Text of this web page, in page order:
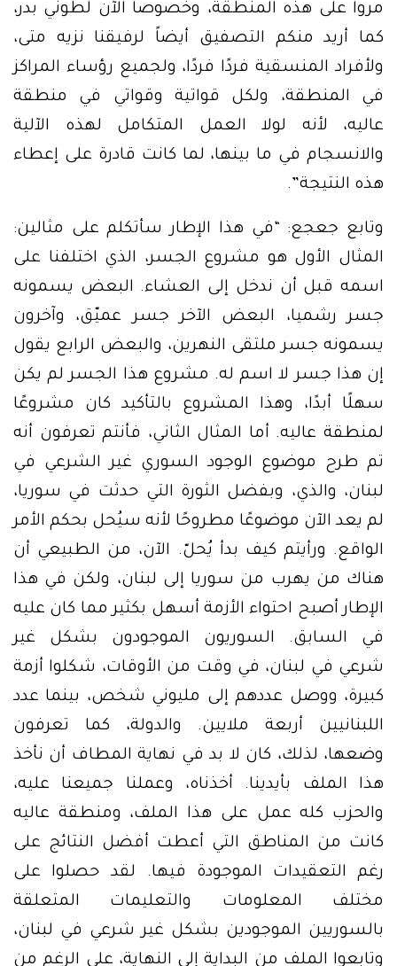
مروا على هذه المنطقة، وخصوصاً الآن لطوني بدر،
كما أريد منكم التصفيق أيضاً لرفيقنا نزيه متى،
ولأفراد المنسقية فردًا فردًا، ولجميع رؤساء المراكز
في المنطقة، ولكل قواتية وقواتي في منطقة
عاليه، لأنه لولا العمل المتكامل لهذه الآلية
والانسجام في ما بينها، لما كانت قادرة على إعطاء
هذه النتيجة”.
وتابع جعجع: “في هذا الإطار سأتكلم على مثالين:
المثال الأول هو مشروع الجسر، الذي اختلفنا على
اسمه قبل أن ندخل إلى العشاء. البعض يسمونه
جسر رشميا، البعض الآخر جسر عميّق، وآخرون
يسمونه جسر ملتقى النهرين، والبعض الرابع يقول
إن هذا جسر لا اسم له. مشروع هذا الجسر لم يكن
سهلًا أبدًا، وهذا المشروع بالتأكيد كان مشروعًا
لمنطقة عاليه. أما المثال الثاني، فأنتم تعرفون أنه
تم طرح موضوع الوجود السوري غير الشرعي في
لبنان، والذي، وبفضل الثورة التي حدثت في سوريا،
لم يعد الآن موضوعًا مطروحًا لأنه سيُحل بحكم الأمر
الواقع. ورأيتم كيف بدأ يُحلّ. الآن، من الطبيعي أن
هناك من يهرب من سوريا إلى لبنان، ولكن في هذا
الإطار أصبح احتواء الأزمة أسهل بكثير مما كان عليه
في السابق. السوريون الموجودون بشكل غير
شرعي في لبنان، في وقت من الأوقات، شكلوا أزمة
كبيرة، ووصل عددهم إلى مليوني شخص، بينما عدد
اللبنانيين أربعة ملايين. والدولة، كما تعرفون
وضعها، لذلك، كان لا بد في نهاية المطاف أن نأخذ
هذا الملف بأيدينا. أخذناه، وعملنا جميعنا عليه،
والحزب كله عمل على هذا الملف، ومنطقة عاليه
كانت من المناطق التي أعطت أفضل النتائج على
رغم التعقيدات الموجودة فيها. لقد حصلوا على
مختلف المعلومات والتعليمات المتعلقة
بالسوريين الموجودين بشكل غير شرعي في لبنان،
وتابعوا الملف من البداية إلى النهاية، على الرغم من